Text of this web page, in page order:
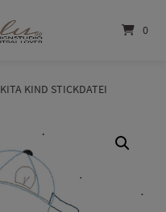
0
KITA KIND STICKDATEI